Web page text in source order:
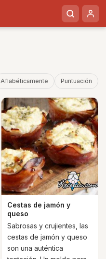
Aflabéticamente Puntuación
Cestas de jamón y
queso
Sabrosas y crujientes, las
cestas de jamón y queso
son una auténtica